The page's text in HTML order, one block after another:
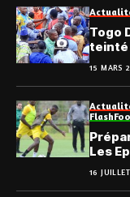
Togo
teinté
15 MARS
Flash
Les
stage
16